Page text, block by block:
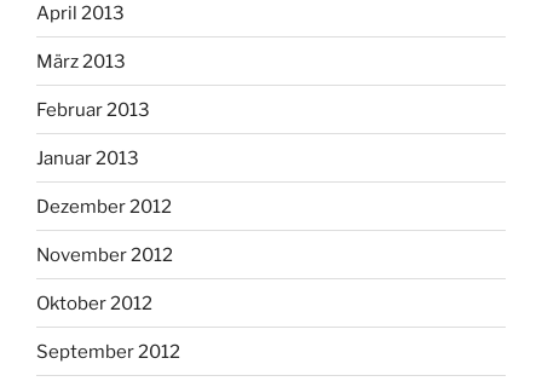
April 2013
März 2013
Februar 2013
Januar 2013
Dezember 2012
November 2012
Oktober 2012
September 2012